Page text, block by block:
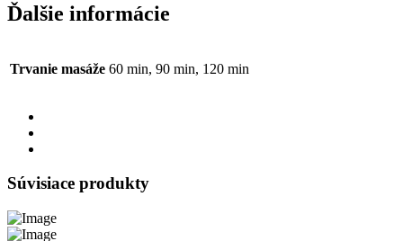
Ďalšie informácie
Trvanie masáže 60 min, 90 min, 120 min
Súvisiace produkty